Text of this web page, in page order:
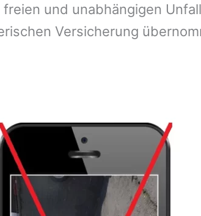
freien und unabhängigen
Versicherung